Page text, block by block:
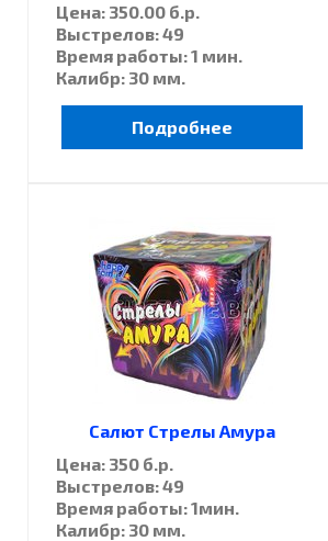
Цена: 350.00 б.р.
Выстрелов: 49
Время работы: 1 мин.
Калибр: 30 мм.
Подробнее
Салют Стрелы Амура
Цена: 350 б.р.
Выстрелов: 49
Время работы: 1мин.
Калибр: 30 мм.